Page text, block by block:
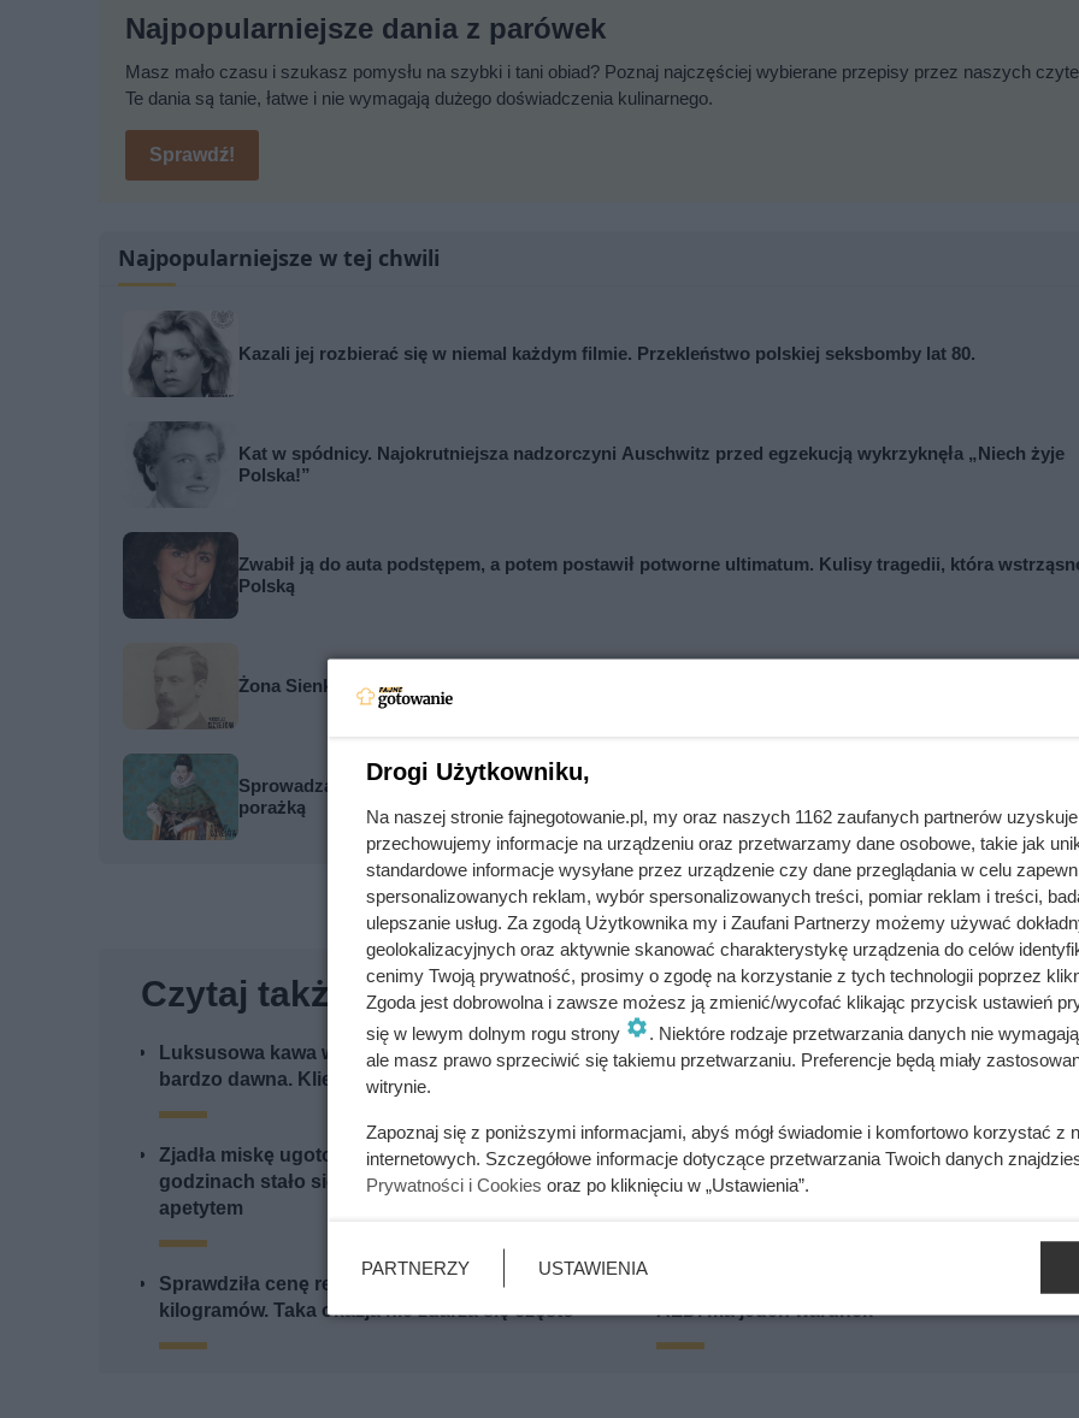
Najpopularniejsze dania z parówek
Masz mało czasu i szukasz pomysłu na szybki i tani obiad? Poznaj najczęściej wybierane przepisy przez naszych
Te dania są tanie, łatwe i nie wymagają dużego doświadczenia kulinarnego.
Sprawdź!
Najpopularniejsze w tej chwili
Kazali jej rozbierać się w niemal każdym filmie. Przekleństwo polskiej seksbomby lat 80.
Kat w spódnicy. Najokrutniejsza nadzorczyni Auschwitz przed egzekucją wykrzyknęła „Niech żyje
Polska!”
Zwabił ją do auta podstępem, a potem postawił potworne ultimatum. Kulisy tragedii, która
Polską
Żona Sienkiewicza uciekła podczas podróży poślubnej. Powód do dziś szokuje
Sprowadzał prostytutki na Wawel, byle uciec przed starszą o 30 lat Anną. Ten polski król był wielką
porażką
Czytaj także:
Luksusowa kawa w cenie, jakiej nie było od
bardzo dawna. Klienci Biedronki zachwyceni
Kawa Lavazza za 0 zł w Auchan! Biorą po kilka
Zjadła miskę ugotowanego bobu. Oto co po kilku
godzinach stało się z jej poziomem cukru i
apetytem
Nowa kawa w Dino robi furorę. Kawosze
zachwyceni smakiem, a cena jest rewelacyjna
Sprawdziła cenę regularną i od razu kupiła kilka
kilogramów. Taka okazja nie zdarza się często
ALDI ma jeden warunek
Drogi Użytkowniku,
Na naszej stronie fajnegotowanie.pl, my oraz naszych 1162 zaufanych partnerów
przechowujemy informacje na urządzeniu oraz przetwarzamy dane osobowe, takie jak
standardowe informacje wysyłane przez urządzenie czy dane przeglądania w celu
spersonalizowanych reklam, wybór spersonalizowanych treści, pomiar reklam i treści,
ulepszanie usług. Za zgodą Użytkownika my i Zaufani Partnerzy możemy używać
geolokalizacyjnych oraz aktywnie skanować charakterystykę urządzenia do celów
cenimy Twoją prywatność, prosimy o zgodę na korzystanie z tych technologii poprzez
Zgoda jest dobrowolna i zawsze możesz ją zmienić/wycofać klikając przycisk ustawień
się w lewym dolnym rogu strony
. Niektóre rodzaje przetwarzania danych nie
ale masz prawo sprzeciwić się takiemu przetwarzaniu. Preferencje będą miały
witrynie.
Zapoznaj się z poniższymi informacjami, abyś mógł świadomie i komfortowo korzystać z
internetowych. Szczegółowe informacje dotyczące przetwarzania Twoich danych
Prywatności i Cookies oraz po kliknięciu w „Ustawienia”.
PARTNERZY USTAWIENIA